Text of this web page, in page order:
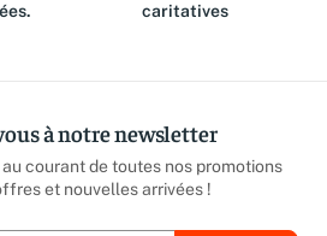
caritatives
à notre newsletter
courant de toutes nos promotions
et nouvelles arrivées !